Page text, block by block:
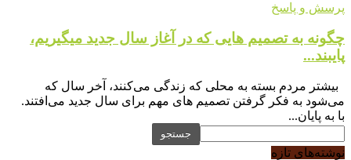
پرسش و پاسخ
چگونه به تصمیم هایی که در آغاز سال جدید میگیریم،
پایبند...
بیشتر مردم بسته به محلی که زندگی می‌کنند، آخر سال که
می‌شود به فکر گرفتن تصمیم‌ های مهم برای سال جدید می‌افتند.
با به پایان...
نوشته‌های تازه